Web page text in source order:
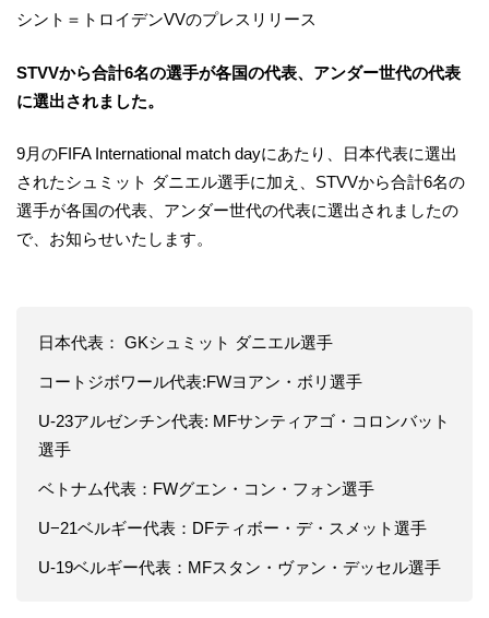
シント＝トロイデンVVのプレスリリース
STVVから合計6名の選手が各国の代表、アンダー世代の代表
に選出されました。
9月のFIFA International match dayにあたり、日本代表に選出
されたシュミット ダニエル選手に加え、STVVから合計6名の
選手が各国の代表、アンダー世代の代表に選出されましたの
で、お知らせいたします。
日本代表： GKシュミット ダニエル選手
コートジボワール代表:FWヨアン・ボリ選手
U-23アルゼンチン代表: MFサンティアゴ・コロンバット
選手
ベトナム代表：FWグエン・コン・フォン選手
U−21ベルギー代表：DFティボー・デ・スメット選手
U-19ベルギー代表：MFスタン・ヴァン・デッセル選手